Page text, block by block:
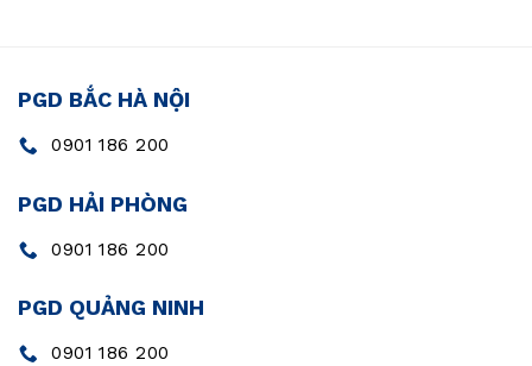
PGD BẮC HÀ NỘI
0901 186 200
PGD HẢI PHÒNG
0901 186 200
PGD QUẢNG NINH
0901 186 200